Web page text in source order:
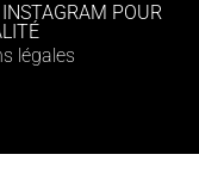
POUR
légales